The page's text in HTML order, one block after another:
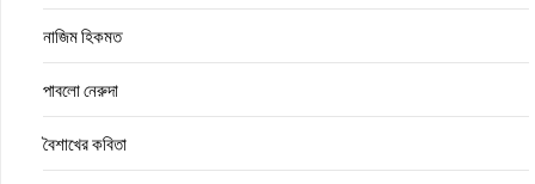
নাজিম হিকমত
পাবলো নেরুদা
বৈশাখের কবিতা